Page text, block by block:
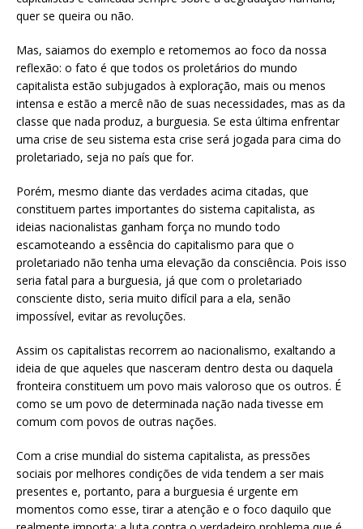
quer se queira ou não.
Mas, saiamos do exemplo e retomemos ao foco da nossa
reflexão: o fato é que todos os proletários do mundo
capitalista estão subjugados à exploração, mais ou menos
intensa e estão a mercê não de suas necessidades, mas as da
classe que nada produz, a burguesia. Se esta última enfrentar
uma crise de seu sistema esta crise será jogada para cima do
proletariado, seja no país que for.
Porém, mesmo diante das verdades acima citadas, que
constituem partes importantes do sistema capitalista, as
ideias nacionalistas ganham força no mundo todo
escamoteando a essência do capitalismo para que o
proletariado não tenha uma elevação da consciência. Pois isso
seria fatal para a burguesia, já que com o proletariado
consciente disto, seria muito difícil para a ela, senão
impossível, evitar as revoluções.
Assim os capitalistas recorrem ao nacionalismo, exaltando a
ideia de que aqueles que nasceram dentro desta ou daquela
fronteira constituem um povo mais valoroso que os outros. É
como se um povo de determinada nação nada tivesse em
comum com povos de outras nações.
Com a crise mundial do sistema capitalista, as pressões
sociais por melhores condições de vida tendem a ser mais
presentes e, portanto, para a burguesia é urgente em
momentos como esse, tirar a atenção e o foco daquilo que